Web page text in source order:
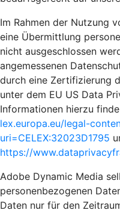
Im Rahmen der Nutzung
eine Übermittlung
nicht ausgeschlossen
angemessenen
durch eine Zertifizierung
unter dem EU US Data
Informationen hierzu
lex.europa.eu/legal-
uri=CELEX:32023D1795
https://
Adobe Dynamic Media
personenbezogenen
Daten nur für den